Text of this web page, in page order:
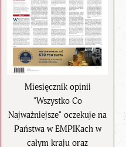
Miesięcznik opinii
"Wszystko Co
Najważniejsze" oczekuje na
Państwa w EMPIKach w
całym kraju oraz